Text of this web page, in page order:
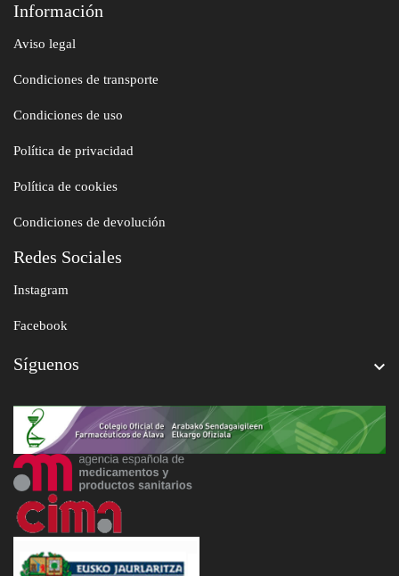
Información
Aviso legal
Condiciones de transporte
Condiciones de uso
Política de privacidad
Política de cookies
Condiciones de devolución
Redes Sociales
Instagram
Facebook
Síguenos 